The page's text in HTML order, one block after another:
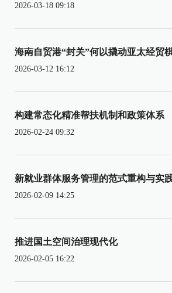
2026-03-18 09:18
海南自贸港“封关”何以撬动亚太经贸
2026-03-12 16:12
构建常态化精准帮扶机制和政策体系
2026-02-24 09:32
新就业群体服务管理的范式重构与实
2026-02-09 14:25
推进国土空间治理现代化
2026-02-05 16:22